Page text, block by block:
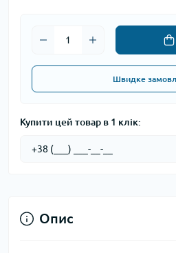
Швидке
Купити цей товар в 1 клік:
Опис